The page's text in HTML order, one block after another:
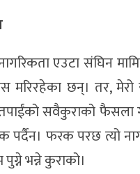
एउटा संघिन
मरिरहेका छन्। तर,
सवैकुराको फैसला
फरक परछ त्यो
भन्ने कुराको।